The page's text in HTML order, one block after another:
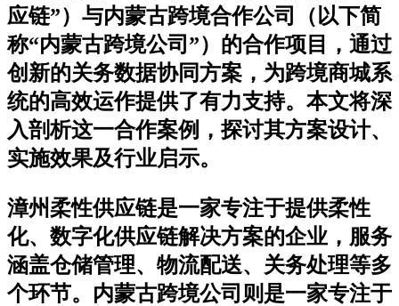
应链”）与内蒙古跨境合作公司（以下简
称“内蒙古跨境公司”）的合作项目，通过
创新的关务数据协同方案，为跨境商城系
统的高效运作提供了有力支持。本文将深
入剖析这一合作案例，探讨其方案设计、
实施效果及行业启示。
漳州柔性供应链是一家专注于提供柔性
化、数字化供应链解决方案的企业，服务
涵盖仓储管理、物流配送、关务处理等多
个环节。内蒙古跨境公司则是一家专注于